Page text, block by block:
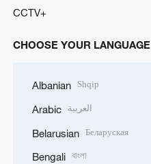
CCTV+
CHOOSE YOUR LANGUAGE
Albanian Shqip
Arabic العربية
Belarusian Беларуская
Bengali বাংলা